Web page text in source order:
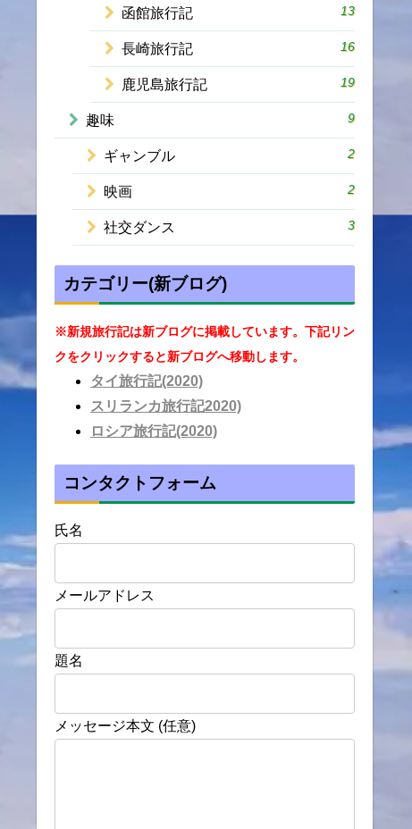
函館旅行記 13
長崎旅行記 16
鹿児島旅行記 19
趣味 9
ギャンブル 2
映画 2
社交ダンス 3
カテゴリー(新ブログ)
※新規旅行記は新ブログに掲載しています。下記リン
クをクリックすると新ブログへ移動します。
タイ旅行記(2020)
スリランカ旅行記2020)
ロシア旅行記(2020)
コンタクトフォーム
氏名
メールアドレス
題名
メッセージ本文 (任意)